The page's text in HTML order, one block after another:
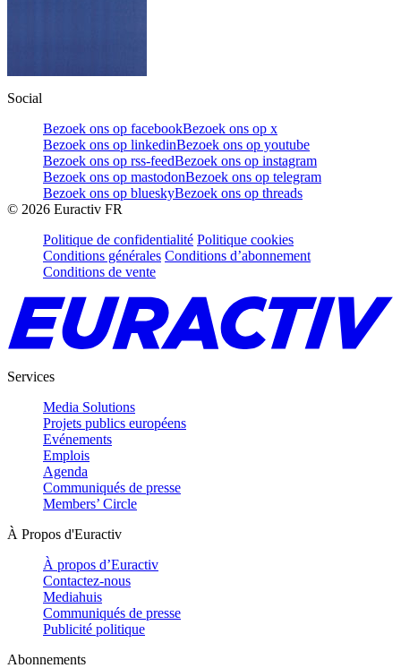
Social
Bezoek ons op facebookBezoek ons op x
Bezoek ons op linkedinBezoek ons op youtube
Bezoek ons op rss-feedBezoek ons op instagram
Bezoek ons op mastodonBezoek ons op telegram
Bezoek ons op blueskyBezoek ons op threads
© 2026 Euractiv FR
Politique de confidentialité Politique cookies
Conditions générales Conditions d’abonnement
Conditions de vente
Services
Media Solutions
Projets publics européens
Evénements
Emplois
Agenda
Communiqués de presse
Members’ Circle
À Propos d'Euractiv
À propos d’Euractiv
Contactez-nous
Mediahuis
Communiqués de presse
Publicité politique
Abonnements